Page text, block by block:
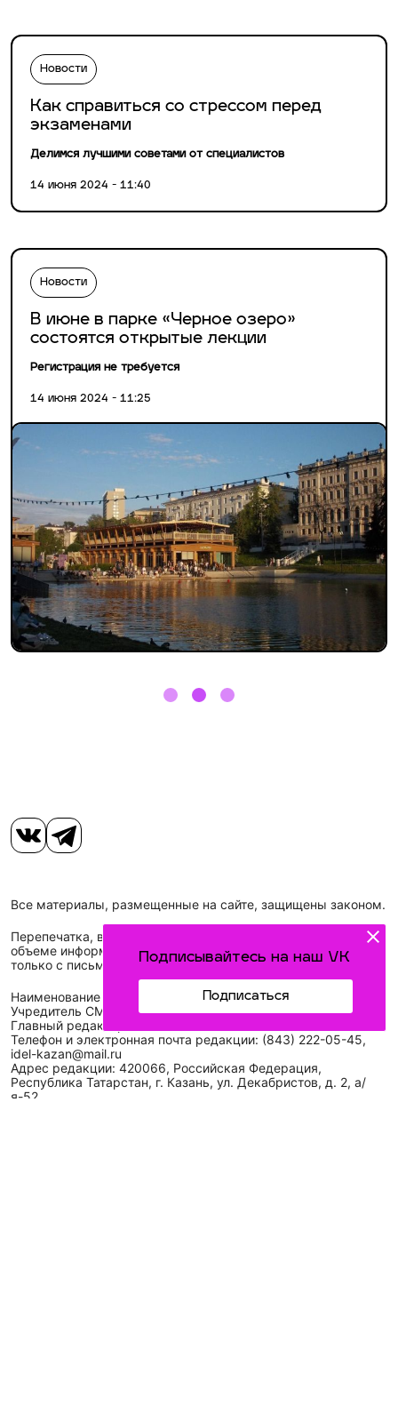
Новости
Как справиться со стрессом перед
экзаменами
Делимся лучшими советами от специалистов
14 июня 2024 - 11:40
Новости
В июне в парке «Черное озеро»
состоятся открытые лекции
Регистрация не требуется
14 июня 2024 - 11:25
Подписывайтесь на наш VK
Подписаться
Все материалы, размещенные на сайте, защищены законом.
Перепечатка, воспроизведение и распространение в любом
объеме информации, размещенной на сайте, возможна
только с письменного согласия редакций СМИ.
Наименование сетевого издания: Идел-Идель
Учредитель СМИ: АО «ТАТМЕДИА»
Главный редактор: Галимова Рамзия Ризвановна
Телефон и электронная почта редакции: (843) 222-05-45,
idel-kazan@mail.ru
Адрес редакции: 420066, Российская Федерация,
Республика Татарстан, г. Казань, ул. Декабристов, д. 2, а/
я-52.